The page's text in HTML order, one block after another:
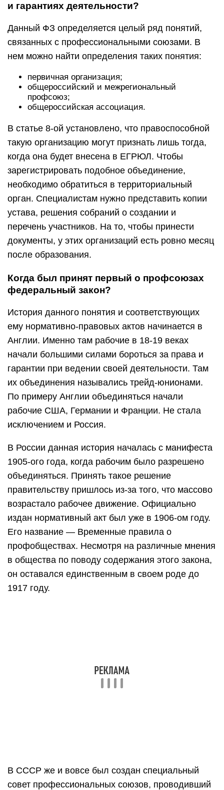
и гарантиях деятельности?
Данный ФЗ определяется целый ряд понятий,
связанных с профессиональными союзами. В
нем можно найти определения таких понятия:
первичная организация;
общероссийский и межрегиональный
профсоюз;
общероссийская ассоциация.
В статье 8-ой установлено, что правоспособной
такую организацию могут признать лишь тогда,
когда она будет внесена в ЕГРЮЛ. Чтобы
зарегистрировать подобное объединение,
необходимо обратиться в территориальный
орган. Специалистам нужно представить копии
устава, решения собраний о создании и
перечень участников. На то, чтобы принести
документы, у этих организаций есть ровно месяц
после образования.
Когда был принят первый о профсоюзах
федеральный закон?
История данного понятия и соответствующих
ему нормативно-правовых актов начинается в
Англии. Именно там рабочие в 18-19 веках
начали большими силами бороться за права и
гарантии при ведении своей деятельности. Там
их объединения назывались трейд-юнионами.
По примеру Англии объединяться начали
рабочие США, Германии и Франции. Не стала
исключением и Россия.
В России данная история началась с манифеста
1905-ого года, когда рабочим было разрешено
объединяться. Принять такое решение
правительству пришлось из-за того, что массово
возрастало рабочее движение. Официально
издан нормативный акт был уже в 1906-ом году.
Его название — Временные правила о
профобществах. Несмотря на различные мнения
в общества по поводу содержания этого закона,
он оставался единственным в своем роде до
1917 году.
В СССР же и вовсе был создан специальный
совет профессиональных союзов, проводивший